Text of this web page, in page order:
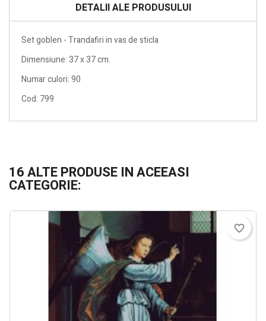
DETALII ALE PRODUSULUI
Set goblen - Trandafiri in vas de sticla
Dimensiune: 37 x 37 cm.
Numar culori: 90
Cod: 799
16 ALTE PRODUSE IN ACEEASI
CATEGORIE:
favorite_border